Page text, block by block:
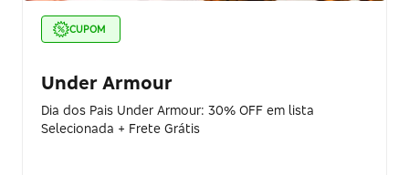
CUPOM
Under Armour
Dia dos Pais Under Armour: 30% OFF em lista
Selecionada + Frete Grátis